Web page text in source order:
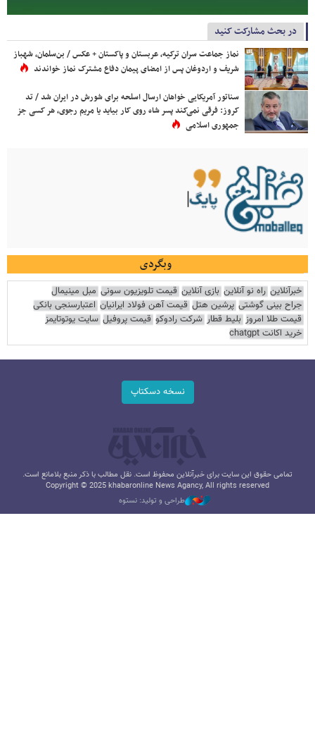
در بحث مشارکت کنید
نماز جماعت سران ترکیه، عربستان و پاکستان + عکس / بن‌سلمان، شهباز
شریف و اردوغان پس از امضای پیمان دفاع مشترک نماز خواندند
سناتور آمریکایی خواهان ارسال اسلحه برای شورش در ایران شد / تد
کروز: فرقی نمی‌کند پسر شاه روی کار بیاید یا مریم رجوی، هر کسی جز
جمهوری اسلامی
وبگردی
خبرآنلاین راه نو آنلاین بازی آنلاین قیمت تلویزیون سونی مبل مینیمال
جراح بینی گوشتی پرشین هتل قیمت آهن فولاد ایرانیان اعتبارسنجی بانکی
قیمت طلا امروز بلیط قطار شرکت رادوکو قیمت پروفیل سایت یوتوتایمز
خرید اکانت chatgpt
نسخه دسکتاپ
تمامی حقوق این سایت برای خبرآنلاین محفوظ است. نقل مطالب با ذکر منبع بلامانع است.
Copyright © 2025 khabaronline News Agancy, All rights reserved
طراحی و تولید: نستوه